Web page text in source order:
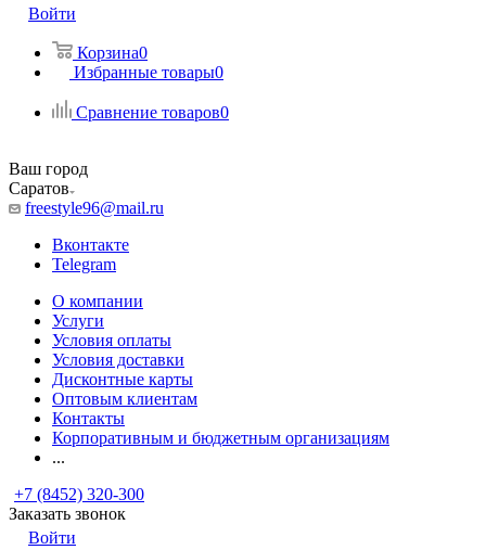
Войти
Корзина0
Избранные товары0
Сравнение товаров0
Ваш город
Саратов
freestyle96@mail.ru
Вконтакте
Telegram
О компании
Услуги
Условия оплаты
Условия доставки
Дисконтные карты
Оптовым клиентам
Контакты
Корпоративным и бюджетным организациям
...
+7 (8452) 320-300
Заказать звонок
Войти